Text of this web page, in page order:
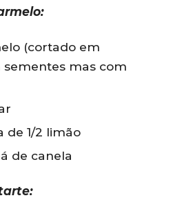
(cortado em
sementes mas com
de 1/2 limão
de canela